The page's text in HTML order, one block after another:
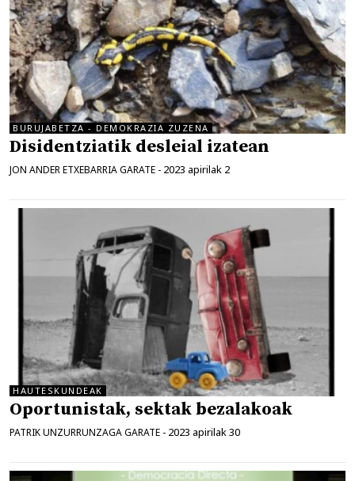
BURUJABETZA - DEMOKRAZIA ZUZENA
Disidentziatik desleial izatean
JON ANDER ETXEBARRIA GARATE - 2023 apirilak 2
HAUTESKUNDEAK
Oportunistak, sektak bezalakoak
PATRIK UNZURRUNZAGA GARATE - 2023 apirilak 30